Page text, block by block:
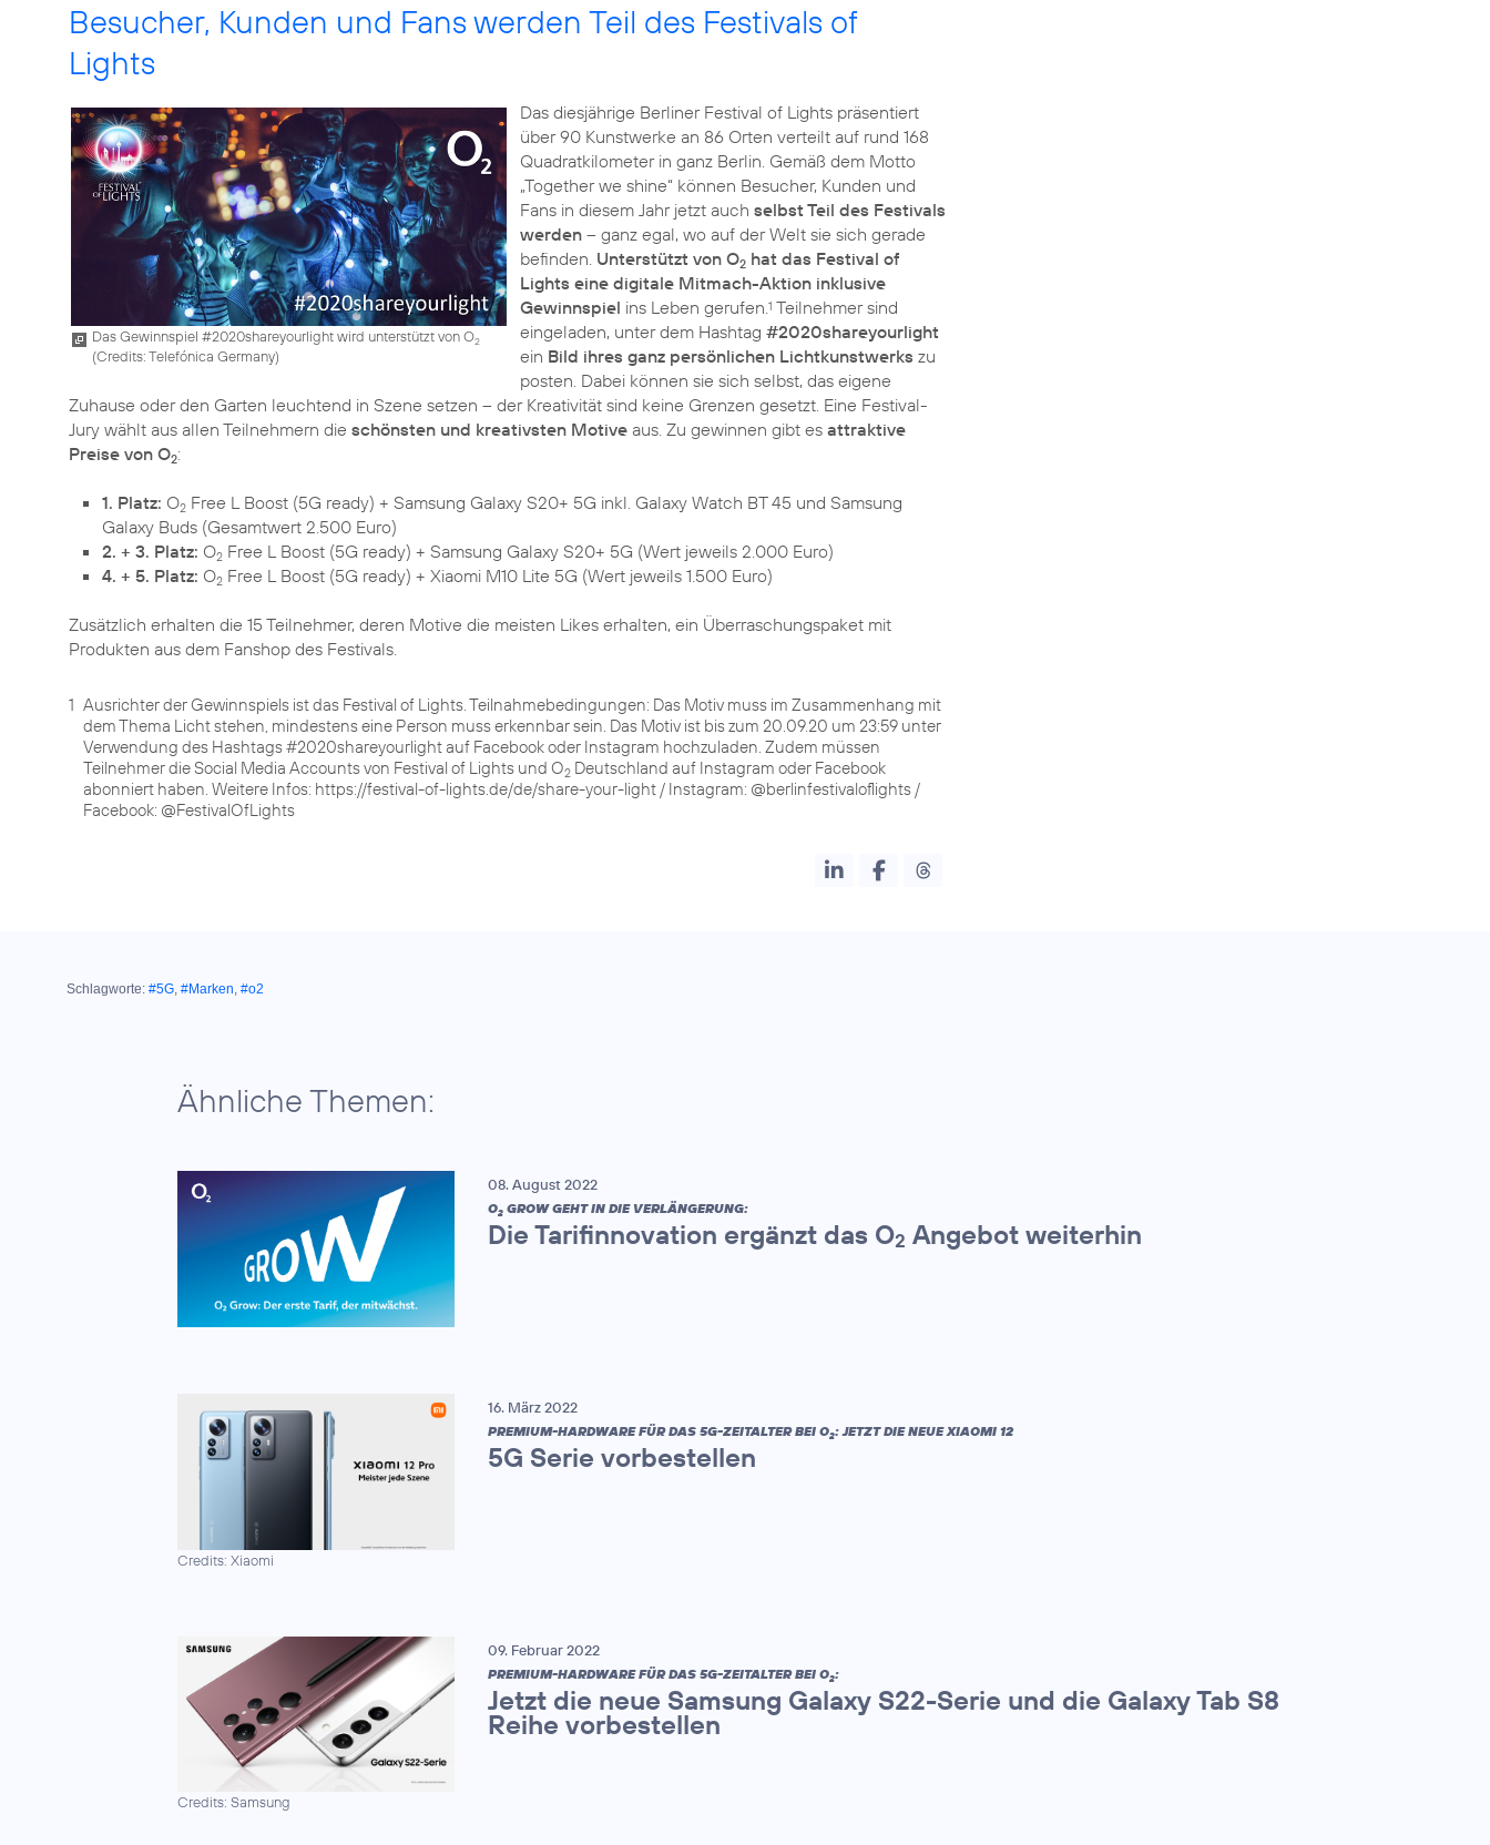
Besucher, Kunden und Fans werden Teil des Festivals of
Lights
Das Gewinnspiel #2020shareyourlight wird unterstützt von O2
(Credits: Telefónica Germany)
Das diesjährige Berliner Festival of Lights präsentiert
über 90 Kunstwerke an 86 Orten verteilt auf rund 168
Quadratkilometer in ganz Berlin. Gemäß dem Motto
„Together we shine“ können Besucher, Kunden und
Fans in diesem Jahr jetzt auch selbst Teil des Festivals
werden– ganz egal, wo auf der Welt sie sich gerade
befinden. Unterstützt von O2hat das Festival of
Lights eine digitale Mitmach-Aktion inklusive
Gewinnspiel ins Leben gerufen.1 Teilnehmer sind
eingeladen, unter dem Hashtag #2020shareyourlight
ein Bild ihres ganz persönlichen Lichtkunstwerks zu
posten. Dabei können sie sich selbst, das eigene
Zuhause oder den Garten leuchtend in Szene setzen – der Kreativität sind keine Grenzen gesetzt. Eine Festival-
Jury wählt aus allen Teilnehmern die schönsten und kreativsten Motive aus. Zu gewinnen gibt es attraktive
Preise von O2:
1. Platz: O2 Free L Boost (5G ready) + Samsung Galaxy S20+ 5G inkl. Galaxy Watch BT 45 und Samsung
Galaxy Buds (Gesamtwert 2.500 Euro)
2. + 3. Platz: O2 Free L Boost (5G ready) + Samsung Galaxy S20+ 5G (Wert jeweils 2.000 Euro)
4. + 5. Platz: O2 Free L Boost (5G ready) + Xiaomi M10 Lite 5G (Wert jeweils 1.500 Euro)
Zusätzlich erhalten die 15 Teilnehmer, deren Motive die meisten Likes erhalten, ein Überraschungspaket mit
1 Ausrichter der Gewinnspiels ist das Festival of Lights. Teilnahmebedingungen: Das Motiv muss im Zusammenhang mit
dem Thema Licht stehen, mindestens eine Person muss erkennbar sein. Das Motiv ist bis zum 20.09.20 um 23:59 unter
Verwendung des Hashtags #2020shareyourlight auf Facebook oder Instagram hochzuladen. Zudem müssen
Teilnehmer die Social Media Accounts von Festival of Lights und O2 Deutschland auf Instagram oder Facebook
abonniert haben. Weitere Infos: https://festival-of-lights.de/de/share-your-light / Instagram: @berlinfestivaloflights /
Facebook: @FestivalOfLights
Schlagworte: #5G, #Marken, #o2
Ähnliche Themen:
08. August 2022
O2 GROW GEHT IN DIE VERLÄNGERUNG:
Die Tarifinnovation ergänzt das O2 Angebot weiterhin
Credits: Xiaomi
16. März 2022
PREMIUM-HARDWARE FÜR DAS 5G-ZEITALTER BEI O2: JETZT DIE NEUE XIAOMI 12
5G Serie vorbestellen
Credits: Samsung
09. Februar 2022
PREMIUM-HARDWARE FÜR DAS 5G-ZEITALTER BEI O2:
Jetzt die neue Samsung Galaxy S22-Serie und die Galaxy Tab S8
Reihe vorbestellen